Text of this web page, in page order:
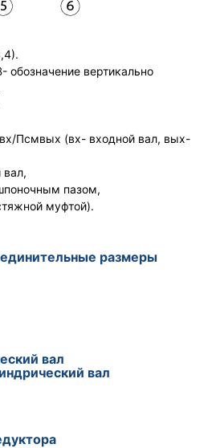
обозначение вертикально
Псмвых (вх- входной вал, вых-
пазом,
муфтой).
размеры
валов
вал
вал